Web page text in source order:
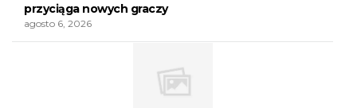
przyciąga nowych graczy
agosto 6, 2026